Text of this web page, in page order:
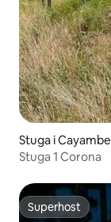
Stuga i Cayambe
Stuga 1 Corona
Superhost
Superhost